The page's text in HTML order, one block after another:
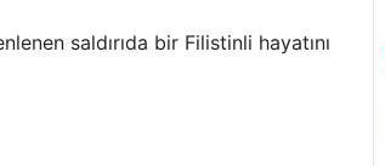
saldırıda bir Filistinli hayatını